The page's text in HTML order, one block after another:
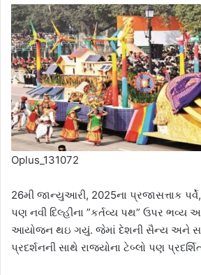
Oplus_131072
26મી જાન્યુઆરી, 2025ના પ્રજાસત્તાક
પણ નવી દિલ્હીના ”કર્તવ્ય પથ” ઉપર ભવ્ય
આયોજન થઇ ગયું. જેમાં દેશની સૈન્ય અને
પ્રદર્શનની સાથે રાજ્યોના ટેબ્લો પણ